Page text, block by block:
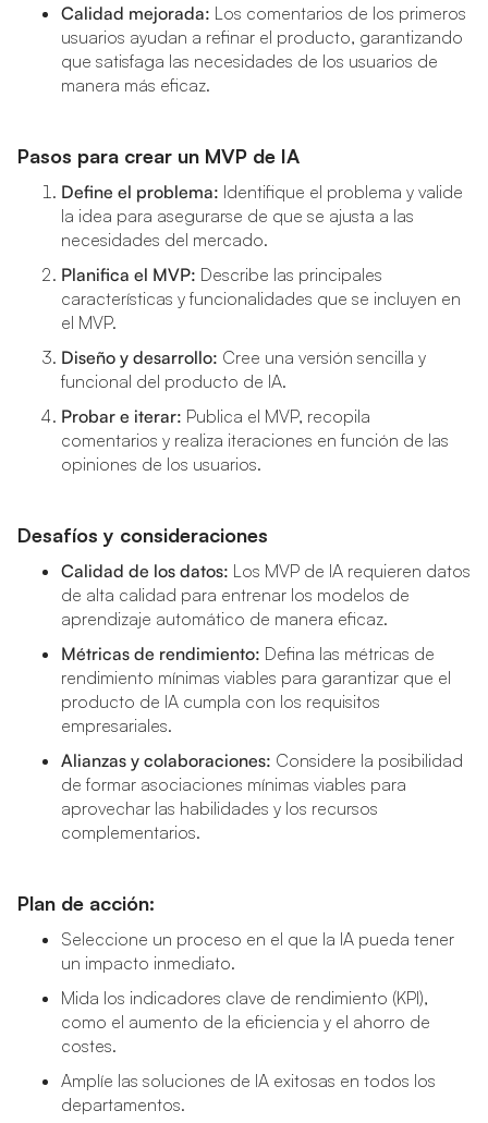
Calidad mejorada: Los comentarios de los primeros
usuarios ayudan a refinar el producto, garantizando
que satisfaga las necesidades de los usuarios de
manera más eficaz.
Pasos para crear un MVP de IA
Define el problema: Identifique el problema y valide
la idea para asegurarse de que se ajusta a las
necesidades del mercado.
Planifica el MVP: Describe las principales
características y funcionalidades que se incluyen en
el MVP.
Diseño y desarrollo: Cree una versión sencilla y
funcional del producto de IA.
Probar e iterar: Publica el MVP, recopila
comentarios y realiza iteraciones en función de las
opiniones de los usuarios.
Desafíos y consideraciones
Calidad de los datos: Los MVP de IA requieren datos
de alta calidad para entrenar los modelos de
aprendizaje automático de manera eficaz.
Métricas de rendimiento: Defina las métricas de
rendimiento mínimas viables para garantizar que el
producto de IA cumpla con los requisitos
empresariales.
Alianzas y colaboraciones: Considere la posibilidad
de formar asociaciones mínimas viables para
aprovechar las habilidades y los recursos
complementarios.
Plan de acción:
Seleccione un proceso en el que la IA pueda tener
un impacto inmediato.
Mida los indicadores clave de rendimiento (KPI),
como el aumento de la eficiencia y el ahorro de
costes.
Amplíe las soluciones de IA exitosas en todos los
departamentos.